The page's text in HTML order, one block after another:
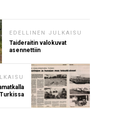
EDELLINEN JULKAISU
Taideraitin valokuvat
asennettiin
Turkissa